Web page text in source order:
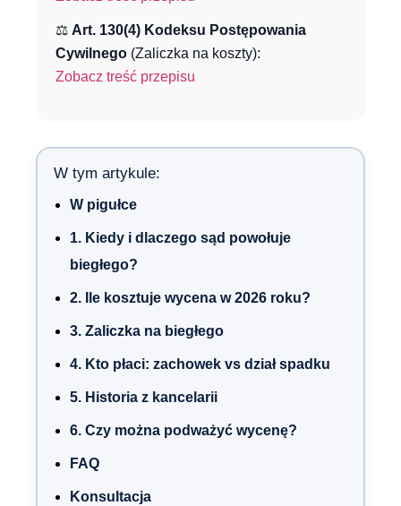
⚖️ Art. 130(4) Kodeksu Postępowania
Cywilnego (Zaliczka na koszty):
Zobacz treść przepisu
W tym artykule:
W pigułce
1. Kiedy i dlaczego sąd powołuje
biegłego?
2. Ile kosztuje wycena w 2026 roku?
3. Zaliczka na biegłego
4. Kto płaci: zachowek vs dział spadku
5. Historia z kancelarii
6. Czy można podważyć wycenę?
FAQ
Konsultacja